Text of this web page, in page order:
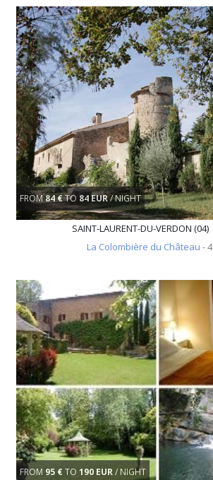
FROM84 €TO 84 EUR/ NIGHT
SAINT-LAURENT-DU-VERDON (04)
La Colombière du Château - 4
FROM 95 €TO 190 EUR/ NIGHT